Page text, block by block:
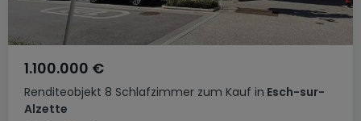
Renditeobjekt 8 Schlafzimmer zum Kauf in Esch-sur-
Alzette
1.100.000 €